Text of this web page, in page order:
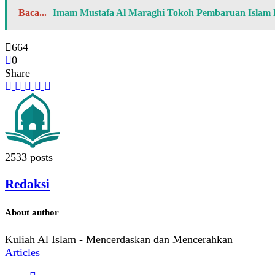
Baca... Imam Mustafa Al Maraghi Tokoh Pembaruan Islam
664
0
Share
2533 posts
Redaksi
About author
Kuliah Al Islam - Mencerdaskan dan Mencerahkan
Articles